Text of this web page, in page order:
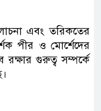
এবং তরিকতের
পীর ও মোর্শেদের
রক্ষার গুরুত্ব সম্পর্কে